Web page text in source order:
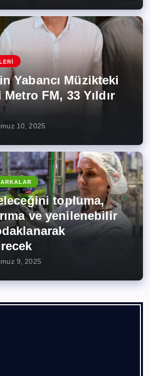
Yabancı Müzikteki
FM, 33 Yıldır
10, 2025
topluma,
ve yenilenebilir
9, 2025